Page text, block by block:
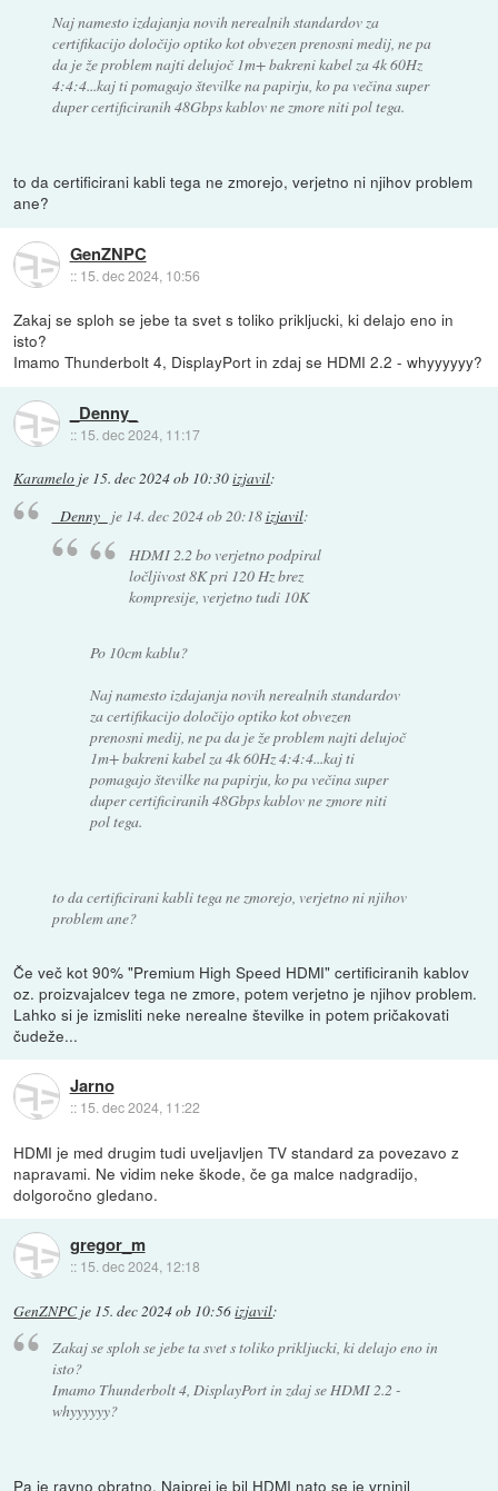
Naj namesto izdajanja novih nerealnih standardov za
certifikacijo določijo optiko kot obvezen prenosni medij, ne pa
da je že problem najti delujoč 1m+ bakreni kabel za 4k 60Hz
4:4:4...kaj ti pomagajo številke na papirju, ko pa večina super
duper certificiranih 48Gbps kablov ne zmore niti pol tega.
to da certificirani kabli tega ne zmorejo, verjetno ni njihov problem
ane?
GenZNPC
:: 15. dec 2024, 10:56
Zakaj se sploh se jebe ta svet s toliko prikljucki, ki delajo eno in
isto?
Imamo Thunderbolt 4, DisplayPort in zdaj se HDMI 2.2 - whyyyyyy?
_Denny_
:: 15. dec 2024, 11:17
Karamelo je 15. dec 2024 ob 10:30izjavil:
_Denny_ je 14. dec 2024 ob 20:18izjavil:
HDMI 2.2 bo verjetno podpiral
ločljivost 8K pri 120 Hz brez
kompresije, verjetno tudi 10K
Po 10cm kablu?
Naj namesto izdajanja novih nerealnih standardov
za certifikacijo določijo optiko kot obvezen
prenosni medij, ne pa da je že problem najti delujoč
1m+ bakreni kabel za 4k 60Hz 4:4:4...kaj ti
pomagajo številke na papirju, ko pa večina super
duper certificiranih 48Gbps kablov ne zmore niti
pol tega.
to da certificirani kabli tega ne zmorejo, verjetno ni njihov
problem ane?
Če več kot 90% "Premium High Speed HDMI" certificiranih kablov
oz. proizvajalcev tega ne zmore, potem verjetno je njihov problem.
Lahko si je izmisliti neke nerealne številke in potem pričakovati
čudeže...
Jarno
:: 15. dec 2024, 11:22
HDMI je med drugim tudi uveljavljen TV standard za povezavo z
napravami. Ne vidim neke škode, če ga malce nadgradijo,
dolgoročno gledano.
gregor_m
:: 15. dec 2024, 12:18
GenZNPCje 15. dec 2024 ob 10:56izjavil:
Zakaj se sploh se jebe ta svet s toliko prikljucki, ki delajo eno in
isto?
Imamo Thunderbolt 4, DisplayPort in zdaj se HDMI 2.2 -
whyyyyyy?
Pa je ravno obratno. Najprej je bil HDMI nato se je vrninil